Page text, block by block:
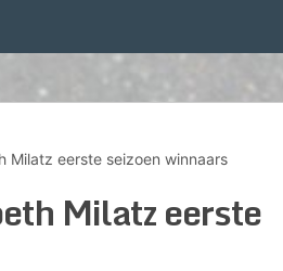
Milatz eerste seizoen winnaars
Milatz eerste